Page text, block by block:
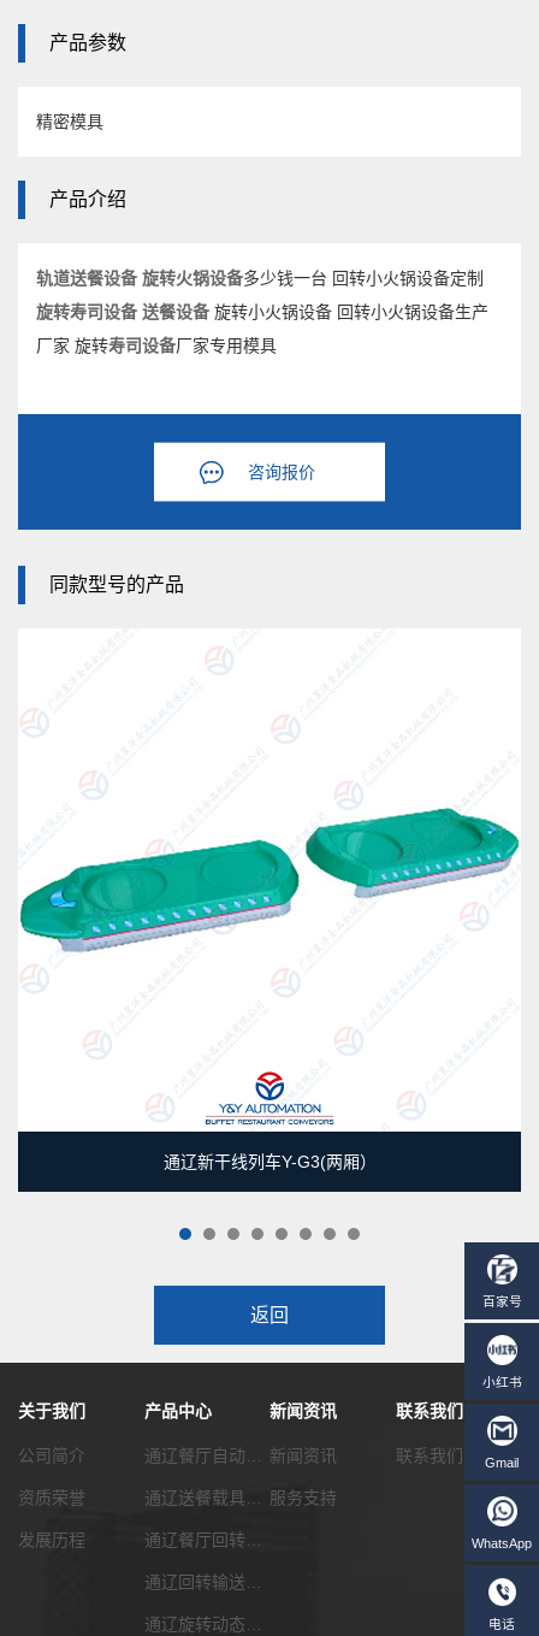
产品参数
精密模具
产品介绍
轨道送餐设备 旋转火锅设备多少钱一台 回转小火锅设备定制
旋转寿司设备 送餐设备旋转小火锅设备 回转小火锅设备生产
厂家 旋转寿司设备厂家专用模具
咨询报价
同款型号的产品
通辽新干线列车Y-G3(两厢）
1 2 3 8
返回
关于我们
公司简介
资质荣誉
发展历程
产品中心
通辽餐厅自动化传菜系统
通辽送餐载具选配
通辽餐厅回转输送带
通辽回转输送带功能配套
通辽旋转动态展览输送带
新闻资讯
新闻资讯
服务支持
联系我们
联系我们